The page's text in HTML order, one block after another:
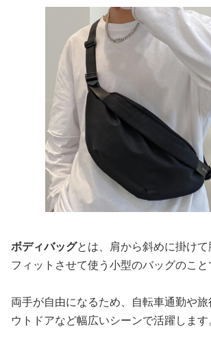
ボディバッグとは、肩から斜めに掛け
フィットさせて使う小型のバッグのこと
両手が自由になるため、自転車通勤や
ウトドアなど幅広いシーンで活躍します。